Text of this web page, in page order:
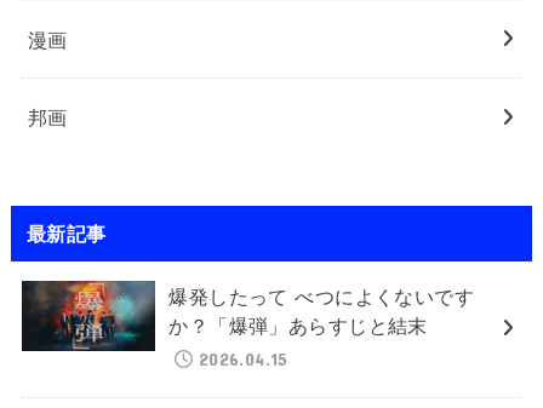
漫画
邦画
最新記事
爆発したって べつによくないです
か？「爆弾」あらすじと結末
2026.04.15